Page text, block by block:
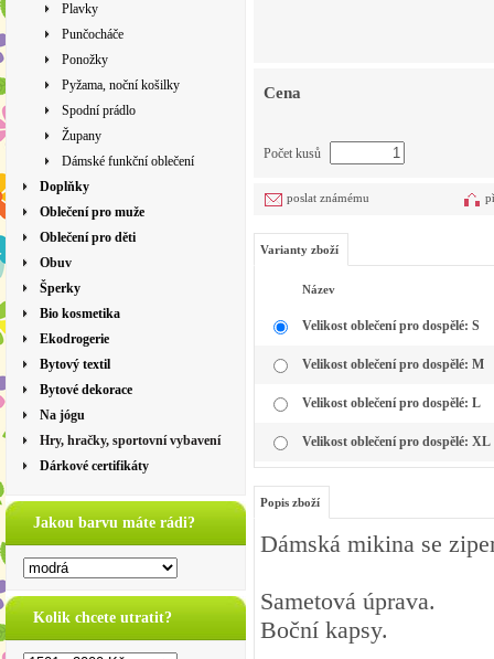
Plavky
Punčocháče
Ponožky
Pyžama, noční košilky
Spodní prádlo
Župany
Dámské funkční oblečení
Doplňky
Oblečení pro muže
Oblečení pro děti
Obuv
Šperky
Bio kosmetika
Ekodrogerie
Bytový textil
Bytové dekorace
Na jógu
Hry, hračky, sportovní vybavení
Dárkové certifikáty
Jakou barvu máte rádi?
Kolik chcete utratit?
Cena
Počet kusů
poslat známému
Varianty zboží
Název
Velikost oblečení pro dospělé: S
Velikost oblečení pro dospělé: M
Velikost oblečení pro dospělé: L
Velikost oblečení pro dospělé: XL
Popis zboží
Dámská mikina se
Sametová úprava.
Boční kapsy.